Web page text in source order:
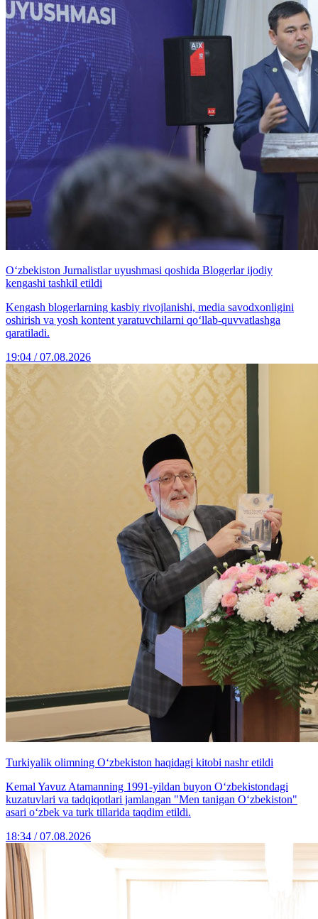
O‘zbekiston Jurnalistlar uyushmasi qoshida Blogerlar ijodiy
kengashi tashkil etildi
Kengash blogerlarning kasbiy rivojlanishi, media savodxonligini
oshirish va yosh kontent yaratuvchilarni qo‘llab-quvvatlashga
qaratiladi.
19:04 / 07.08.2026
Turkiyalik olimning O‘zbekiston haqidagi kitobi nashr etildi
Kemal Yavuz Atamanning 1991-yildan buyon O‘zbekistondagi
kuzatuvlari va tadqiqotlari jamlangan "Men tanigan O‘zbekiston"
asari o‘zbek va turk tillarida taqdim etildi.
18:34 / 07.08.2026